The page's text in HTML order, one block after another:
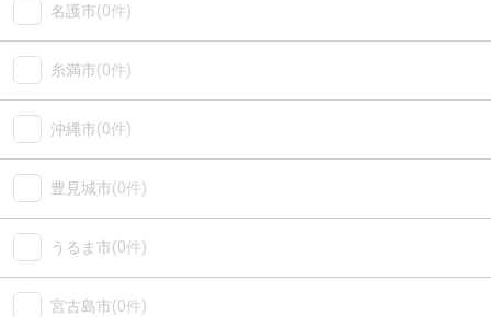
名護市(0件)
糸満市(0件)
沖縄市(0件)
豊見城市(0件)
うるま市(0件)
宮古島市(0件)